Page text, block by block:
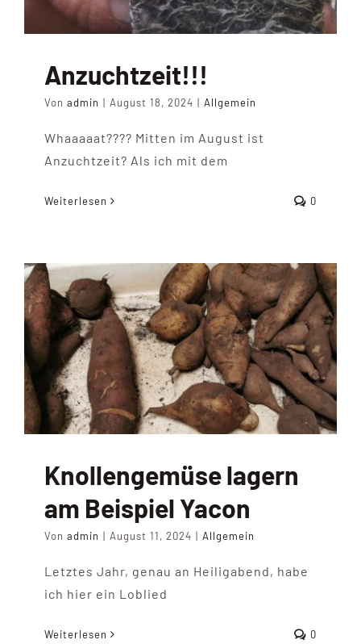
Anzuchtzeit!!!
Von admin | August 18, 2024 | Allgemein
Whaaaaat???? Mitten im August ist
Anzuchtzeit? Als ich mit dem
Weiterlesen 0
Knollengemüse lagern
am Beispiel Yacon
Von admin | August 11, 2024 | Allgemein
Letztes Jahr, genau an Heiligabend, habe
ich hier ein Loblied
Weiterlesen 0